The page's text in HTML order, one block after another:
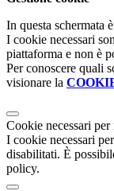
In questa schermata
I cookie necessari
piattaforma e non è
Per conoscere quali
visionare la
Cookie necessari
I cookie necessari
disabilitati. È
policy.